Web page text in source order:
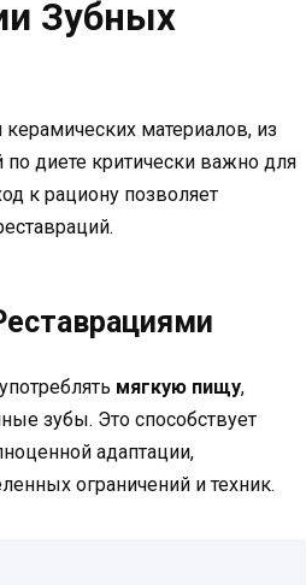
Зубных
материалов, из
диете критически важно для
к рациону позволяет
мягкую пищу,
зубы. Это способствует
адаптации,
ограничений и техник.